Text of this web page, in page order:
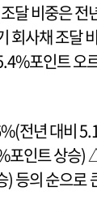
달 비중은 전
회사채 조달
포인트 오
전년 대비
인트 상승)
등의 순으로